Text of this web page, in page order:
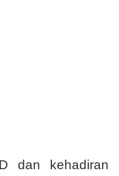
dan kehadiran